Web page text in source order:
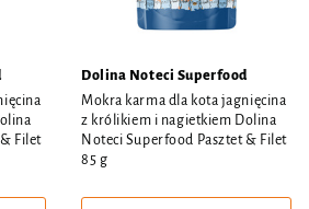
Filet
Dolina Noteci Superfood
Mokra karma dla kota jagnięcina
z królikiem i nagietkiem Dolina
Noteci Superfood Pasztet & Filet
85 g